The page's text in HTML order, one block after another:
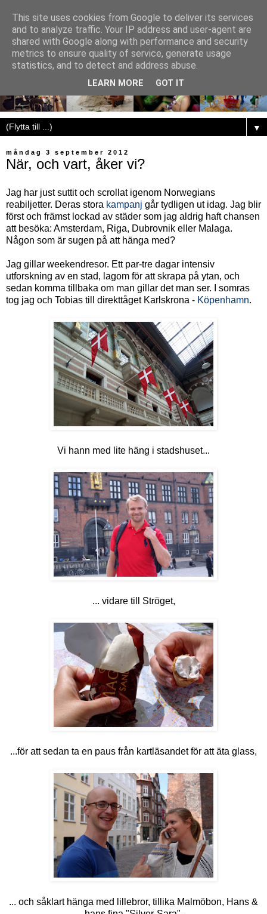
▼
måndag 3 september 2012
När, och vart, åker vi?
Jag har just suttit och scrollat igenom Norwegians
reabiljetter. Deras stora kampanj går tydligen ut idag. Jag blir
först och främst lockad av städer som jag aldrig haft chansen
att besöka: Amsterdam, Riga, Dubrovnik eller Malaga.
Någon som är sugen på att hänga med?
Jag gillar weekendresor. Ett par-tre dagar intensiv
utforskning av en stad, lagom för att skrapa på ytan, och
sedan komma tillbaka om man gillar det man ser. I somras
tog jag och Tobias till direkttåget Karlskrona - Köpenhamn.
Vi hann med lite häng i stadshuset...
... vidare till Ströget,
...för att sedan ta en paus från kartläsandet för att äta glass,
... och såklart hänga med lillebror, tillika Malmöbon, Hans &
This site uses cookies from Google to deliver its services
and to analyze traffic. Your IP address and user-agent are
shared with Google along with performance and security
metrics to ensure quality of service, generate usage
statistics, and to detect and address abuse.
LEARN MORE GOT IT